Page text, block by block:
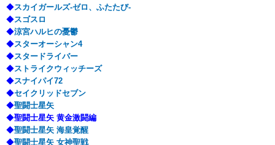
◆スカイガールズ-ゼロ、ふたたび-
◆スゴスロ
◆涼宮ハルヒの憂鬱
◆スターオーシャン4
◆スタードライバー
◆ストライクウィッチーズ
◆スナイパイ72
◆セイクリッドセブン
◆聖闘士星矢
◆聖闘士星矢 黄金激闘編
◆聖闘士星矢 海皇覚醒
◆聖闘士星矢 女神聖戦